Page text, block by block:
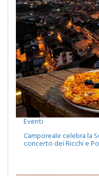
Eventi
Camporeale celebra la
concerto dei Ricchi e